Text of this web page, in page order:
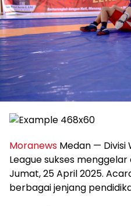
Moranews Medan — Divisi
League sukses
Jumat, 25 April 2025.
berbagai jenjang